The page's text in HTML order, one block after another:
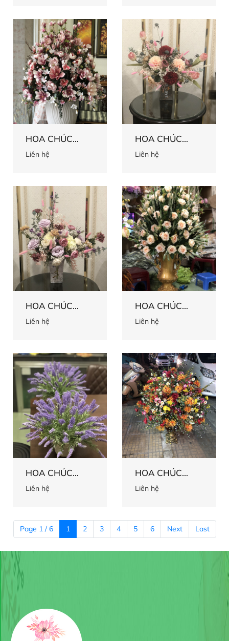
HOA CHÚC
MỪNG 59
Liên hệ
HOA CHÚC
MỪNG 58
Liên hệ
HOA CHÚC
MỪNG 57
Liên hệ
HOA CHÚC
MỪNG 56
Liên hệ
HOA CHÚC
MỪNG 55
Liên hệ
HOA CHÚC
MỪNG 54
Liên hệ
Page 1 / 6 1 2 3 4 5 6 Next Last